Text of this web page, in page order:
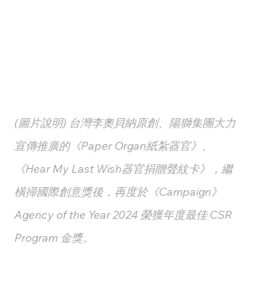
(圖片說明) 台灣李奧貝納原創、陽獅集團大力
宣傳推廣的《Paper Organ紙紮器官》 、
《Hear My Last Wish器官捐贈聲紋卡》
，繼
橫掃國際創意獎後，再度於《Campaign》
Agency of the Year 2024 榮獲年度最佳 CSR
Program 金獎。